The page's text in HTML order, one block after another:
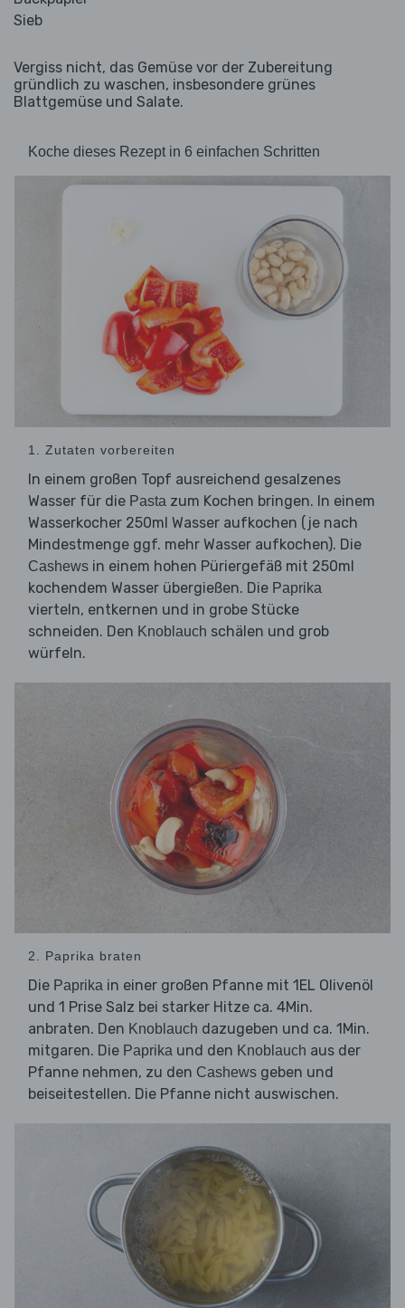
Sieb
Vergiss nicht, das Gemüse vor der Zubereitung
gründlich zu waschen, insbesondere grünes
Blattgemüse und Salate.
Koche dieses Rezept in 6 einfachen Schritten
1. Zutaten vorbereiten
In einem großen Topf ausreichend gesalzenes
Wasser für die Pasta zum Kochen bringen. In einem
Wasserkocher 250ml Wasser aufkochen (je nach
Mindestmenge ggf. mehr Wasser aufkochen). Die
Cashews in einem hohen Püriergefäß mit 250ml
kochendem Wasser übergießen. Die Paprika
vierteln, entkernen und in grobe Stücke
schneiden. Den Knoblauch schälen und grob
würfeln.
2. Paprika braten
Die Paprika in einer großen Pfanne mit 1EL Olivenöl
und 1 Prise Salz bei starker Hitze ca. 4Min.
anbraten. Den Knoblauch dazugeben und ca. 1Min.
mitgaren. Die Paprika und den Knoblauch aus der
Pfanne nehmen, zu den Cashews geben und
beiseitestellen. Die Pfanne nicht auswischen.